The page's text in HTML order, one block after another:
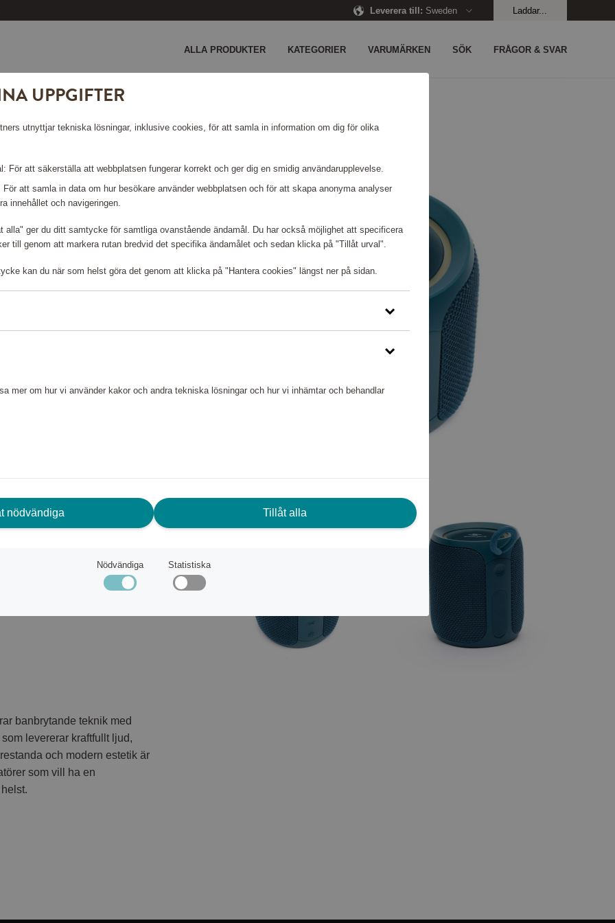
Leverera till: Sweden Laddar...
ALLA PRODUKTER KATEGORIER VARUMÄRKEN SÖK FRÅGOR & SVAR
in för att kunna handla
ett tekniskt underverk som
står emot vatten och damm
vid poolen, på stranden eller
utan rädsla för väder eller
stereo).
banbrytande teknik med
levererar kraftfullt ljud,
och modern estetik är
som vill ha en
UPPGIFTER
utnyttjar tekniska lösningar, inklusive cookies, för att samla in information om dig för olika
För att säkerställa att webbplatsen fungerar korrekt och ger dig en smidig användarupplevelse.
att samla in data om hur besökare använder webbplatsen och för att skapa anonyma analyser
innehållet och navigeringen.
alla" ger du ditt samtycke för samtliga ovanstående ändamål. Du har också möjlighet att specificera
till genom att markera rutan bredvid det specifika ändamålet och sedan klicka på "Tillåt urval".
kan du när som helst göra det genom att klicka på "Hantera cookies" längst ner på sidan.
mer om hur vi använder kakor och andra tekniska lösningar och hur vi inhämtar och behandlar
nödvändiga Tillåt alla
Nödvändiga Statistiska